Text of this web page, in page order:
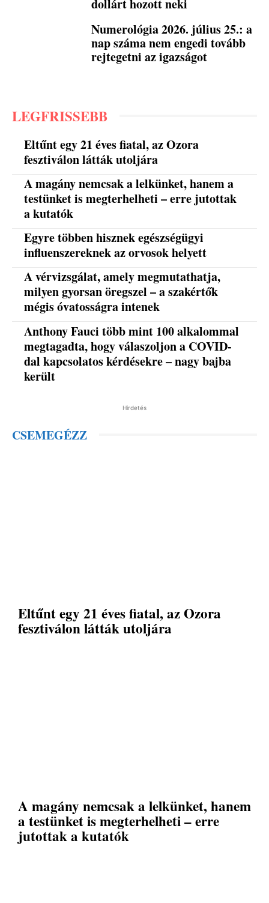
dollárt hozott neki
Numerológia 2026. július 25.: a
nap száma nem engedi tovább
rejtegetni az igazságot
LEGFRISSEBB
Eltűnt egy 21 éves fiatal, az Ozora
fesztiválon látták utoljára
A magány nemcsak a lelkünket, hanem a
testünket is megterhelheti – erre jutottak
a kutatók
Egyre többen hisznek egészségügyi
influenszereknek az orvosok helyett
A vérvizsgálat, amely megmutathatja,
milyen gyorsan öregszel – a szakértők
mégis óvatosságra intenek
Anthony Fauci több mint 100 alkalommal
megtagadta, hogy válaszoljon a COVID-
dal kapcsolatos kérdésekre – nagy bajba
került
Hirdetés
CSEMEGÉZZ
Eltűnt egy 21 éves fiatal, az Ozora
fesztiválon látták utoljára
A magány nemcsak a lelkünket, hanem
a testünket is megterhelheti – erre
jutottak a kutatók